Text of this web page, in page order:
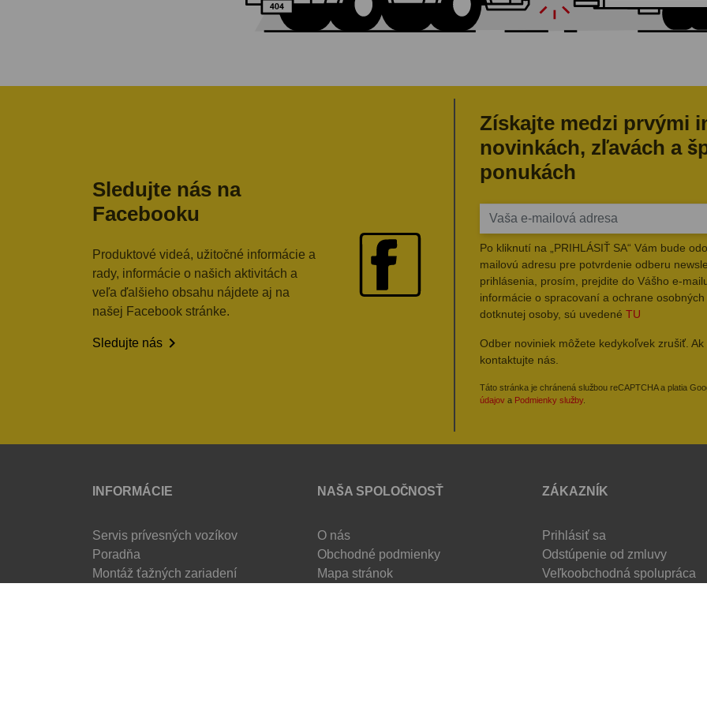
Sledujte nás na
Facebooku
Produktové videá, užitočné informácie a
rady, informácie o našich aktivitách a
veľa ďalšieho obsahu nájdete aj na
našej Facebook stránke.
Sledujte nás 
Získajte medzi prvými
novinkách, zľavách a
ponukách
Po kliknutí na „PRIHLÁSIŤ SA“ Vám bude
mailovú adresu pre potvrdenie odberu
prihlásenia, prosím, prejdite do Vášho e-
informácie o spracovaní a ochrane
dotknutej osoby, sú uvedené TU
Odber noviniek môžete kedykoľvek zrušiť. Ak
kontaktujte nás.
Táto stránka je chránená službou reCAPTCHA a platia
údajov a Podmienky služby.
INFORMÁCIE
Servis prívesných vozíkov
Poradňa
Montáž ťažných zariadení
NAŠA SPOLOČNOSŤ
O nás
Obchodné podmienky
Mapa stránok
ZÁKAZNÍK
Prihlásiť sa
Odstúpenie od zmluvy
Veľkoobchodná spolupráca